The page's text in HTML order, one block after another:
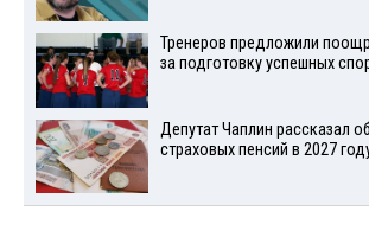
Тренеров предложили
за подготовку успешных
Депутат Чаплин рассказал
страховых пенсий в 2027